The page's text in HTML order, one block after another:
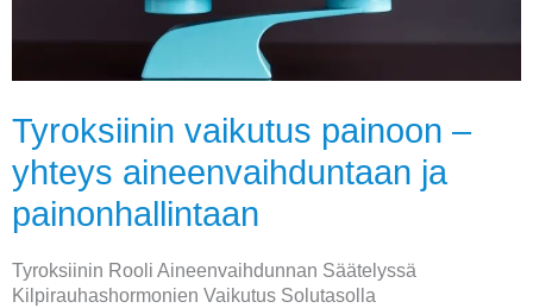
Tyroksiinin vaikutus painoon –
yhteys aineenvaihduntaan ja
painonhallintaan
Tyroksiinin Rooli Aineenvaihdunnan Säätelyssä
Kilpirauhashormonien Vaikutus Solutasolla
painonhallintaan